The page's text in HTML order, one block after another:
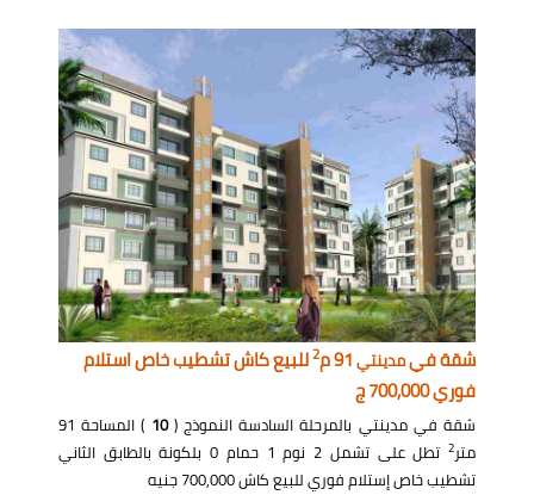
شقة فيمدينتي 2للبيع كاش تشطيب خاص استلام
فوري 700,000 ج
شقة في مدينتي بالمرحلة السادسة النموذج (10
) المساحة 91
متر2
تطل على تشمل 2 نوم 1 حمام 0 بلكونة بالطابق الثاني
تشطيب خاص إستلام فوري للبيع كاش 700,000 جنيه